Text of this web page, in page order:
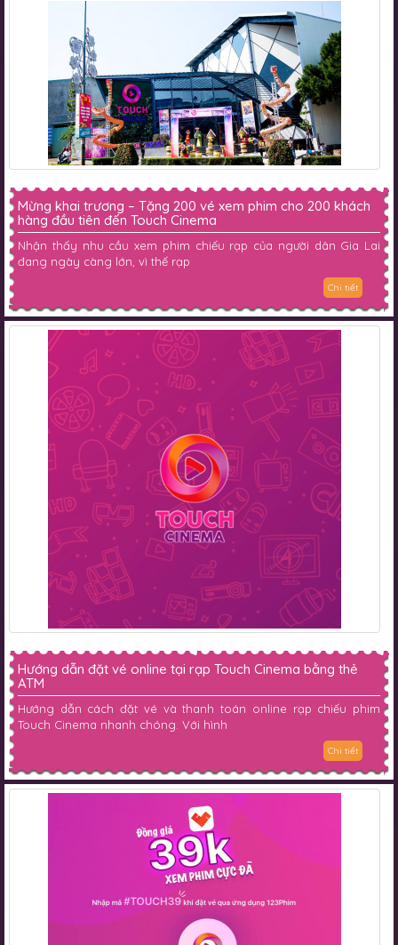
Mừng khai trương – Tặng 200 vé xem phim cho 200 khách
hàng đầu tiên đến Touch Cinema
Nhận thấy nhu cầu xem phim chiếu rạp của người dân Gia Lai
đang ngày càng lớn, vì thế rạp
Chi tiết
Hướng dẫn đặt vé online tại rạp Touch Cinema bằng thẻ
ATM
Hướng dẫn cách đặt vé và thanh toán online rạp chiếu phim
Touch Cinema nhanh chóng. Với hình
Chi tiết